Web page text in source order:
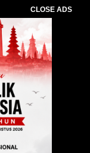
CLOSE ADS